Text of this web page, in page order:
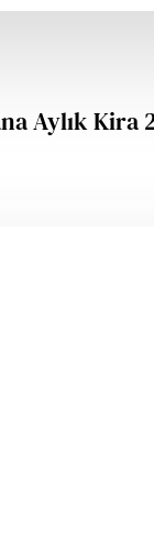
Aylık Kira